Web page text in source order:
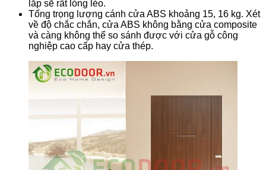
lắp sẽ rất lỏng lẻo.
Tổng trọng lượng cánh cửa ABS khoảng 15, 16 kg. Xét
về độ chắc chắn, cửa ABS không bằng cửa composite
và càng không thể so sánh được với cửa gỗ công
nghiệp cao cấp hay cửa thép.